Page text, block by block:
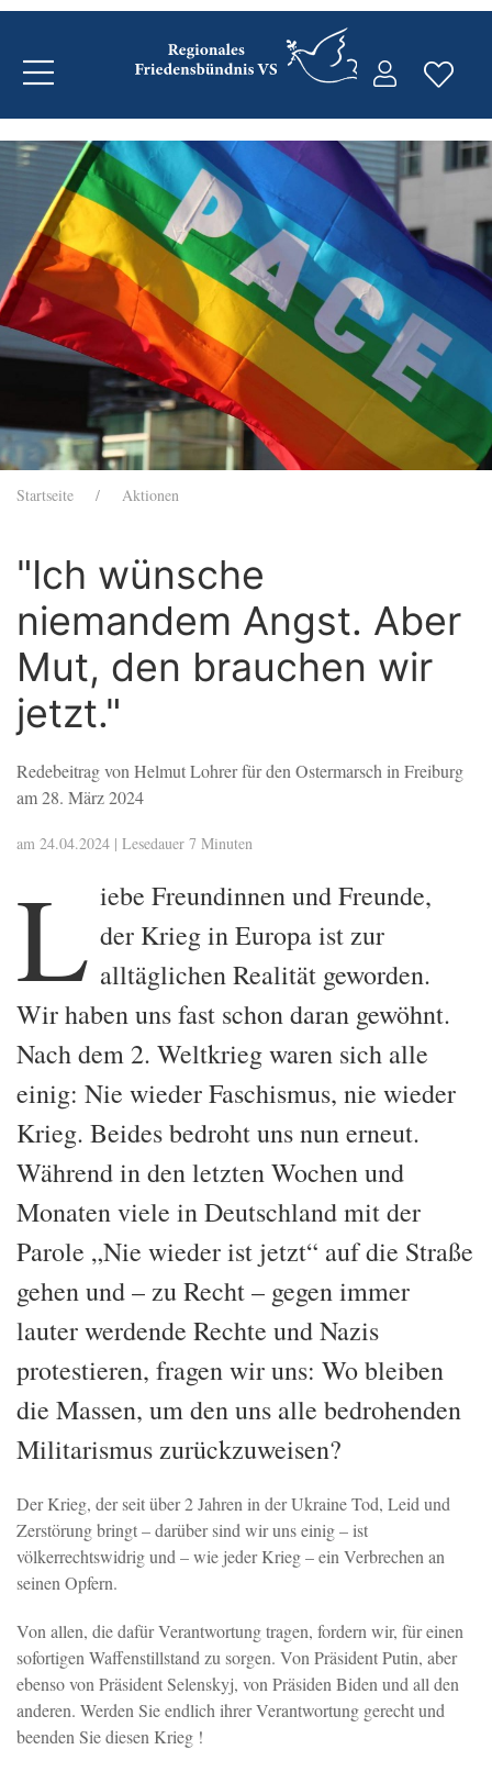
Startseite Aktionen
"Ich wünsche
niemandem Angst. Aber
Mut, den brauchen wir
jetzt."
Redebeitrag von Helmut Lohrer für den Ostermarsch in Freiburg
am 28. März 2024
am 24.04.2024 | Lesedauer 7 Minuten
L iebe Freundinnen und Freunde,
der Krieg in Europa ist zur
alltäglichen Realität geworden.
Wir haben uns fast schon daran gewöhnt.
Nach dem 2. Weltkrieg waren sich alle
einig: Nie wieder Faschismus, nie wieder
Krieg. Beides bedroht uns nun erneut.
Während in den letzten Wochen und
Monaten viele in Deutschland mit der
Parole „Nie wieder ist jetzt“ auf die Straße
gehen und – zu Recht – gegen immer
lauter werdende Rechte und Nazis
protestieren, fragen wir uns: Wo bleiben
die Massen, um den uns alle bedrohenden
Militarismus zurückzuweisen?
Der Krieg, der seit über 2 Jahren in der Ukraine Tod, Leid und
Zerstörung bringt – darüber sind wir uns einig – ist
völkerrechtswidrig und – wie jeder Krieg – ein Verbrechen an
seinen Opfern.
Von allen, die dafür Verantwortung tragen, fordern wir, für einen
sofortigen Waffenstillstand zu sorgen. Von Präsident Putin, aber
ebenso von Präsident Selenskyj, von Präsiden Biden und all den
anderen. Werden Sie endlich ihrer Verantwortung gerecht und
beenden Sie diesen Krieg !